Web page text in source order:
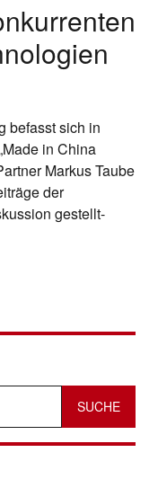
befasst sich in
in China
Markus Taube
der
gestellt-